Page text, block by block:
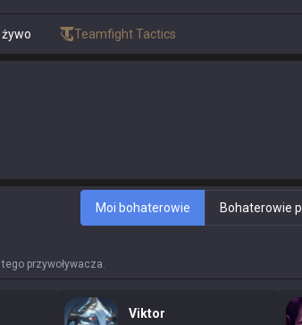
żywo Teamfight Tactics
Moi bohaterowie Bohaterowie
przywoływacza.
Viktor